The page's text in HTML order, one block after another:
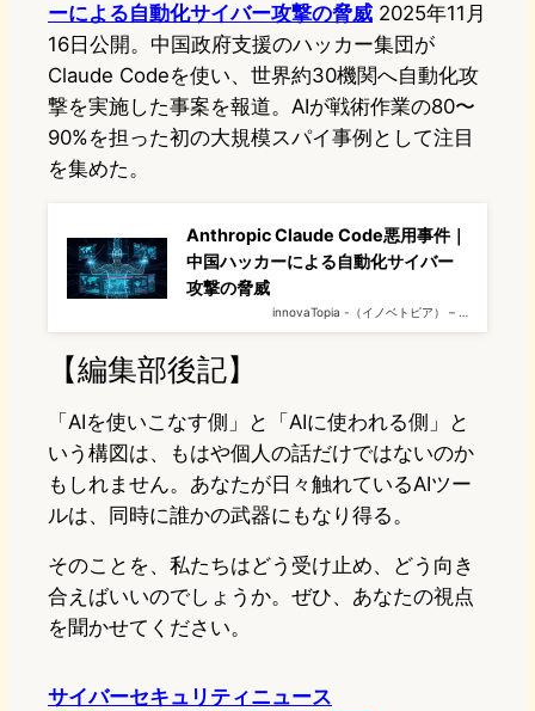
ーによる自動化サイバー攻撃の脅威 2025年11月
16日公開。中国政府支援のハッカー集団が
Claude Codeを使い、世界約30機関へ自動化攻
撃を実施した事案を報道。AIが戦術作業の80〜
90%を担った初の大規模スパイ事例として注目
を集めた。
Anthropic Claude Code悪用事件｜
中国ハッカーによる自動化サイバー
攻撃の脅威
innovaTopia -（イノベトピア） – …
【編集部後記】
「AIを使いこなす側」と「AIに使われる側」と
いう構図は、もはや個人の話だけではないのか
もしれません。あなたが日々触れているAIツー
ルは、同時に誰かの武器にもなり得る。
そのことを、私たちはどう受け止め、どう向き
合えばいいのでしょうか。ぜひ、あなたの視点
を聞かせてください。
サイバーセキュリティニュース